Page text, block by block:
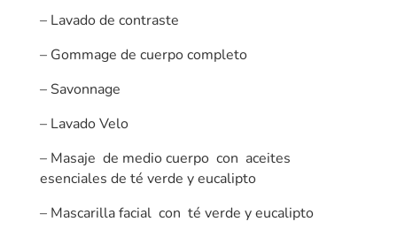
– Lavado de contraste
– Gommage de cuerpo completo
– Savonnage
– Lavado Velo
– Masaje de medio cuerpo con aceites
esenciales de té verde y eucalipto
– Mascarilla facial con té verde y eucalipto